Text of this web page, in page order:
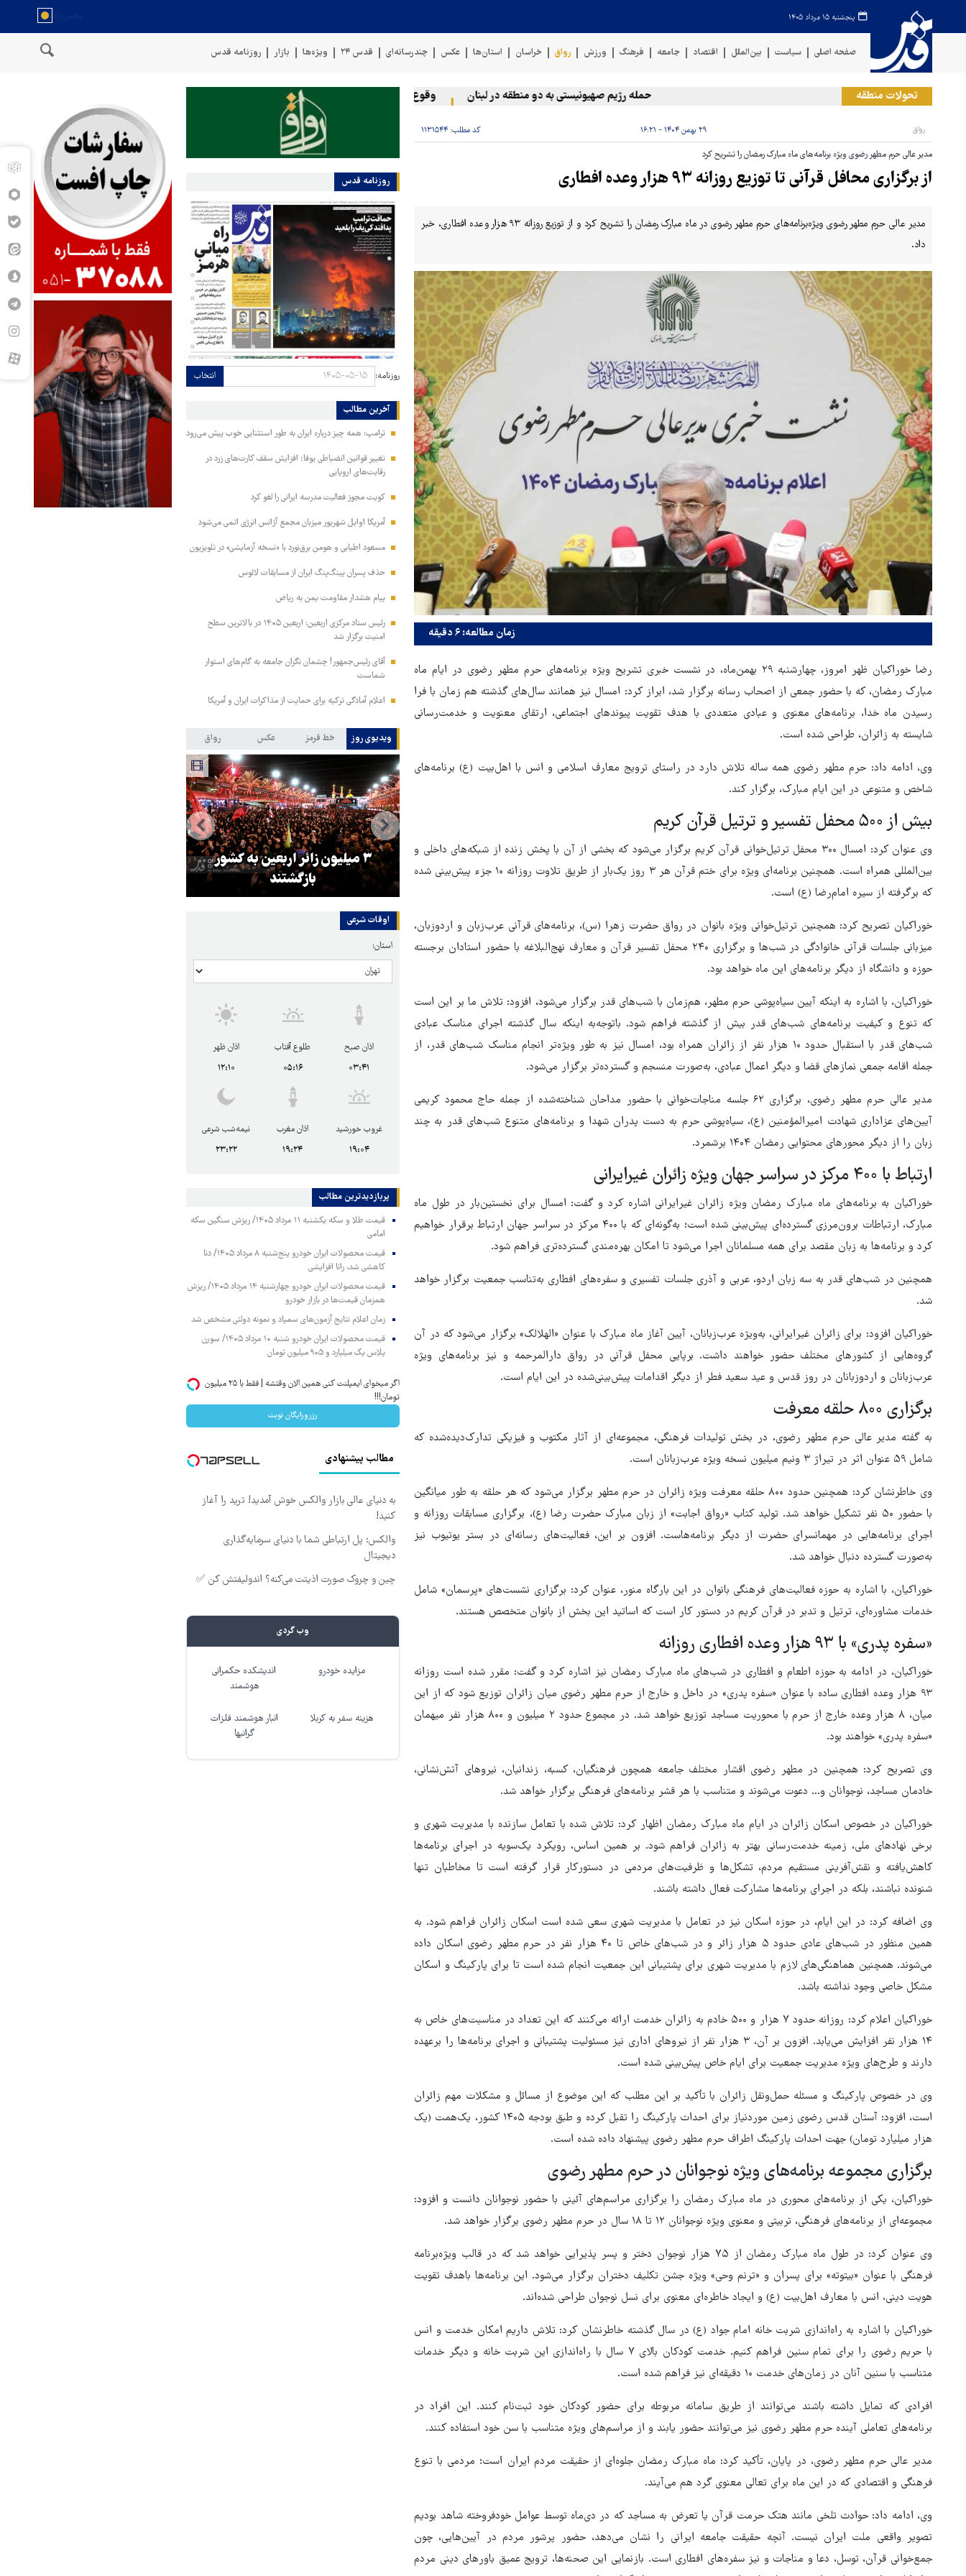
پنجشنبه ۱۵ مرداد ۱۴۰۵
صفحه اصلی سیاست بین‌الملل اقتصاد جامعه فرهنگ ورزش رواق خراسان استان‌ها عکس چندرسانه‌ای قدس ۲۴ ویژه‌ها بازار روزنامه قدس
تحولات منطقه حمله رژیم صهیونیستی به دو منطقه در لبنان وقوع حادثه دریایی در سواحل عمان
رواق ۲۹ بهمن ۱۴۰۴ - ۱۶:۲۱ کد مطلب: ۱۱۳۱۵۴۴
مدیر عالی حرم مطهر رضوی ویژه برنامه‌های ماه مبارک رمضان را تشریح کرد
از برگزاری محافل قرآنی تا توزیع روزانه ۹۳ هزار وعده افطاری
مدیر عالی حرم مطهر رضوی ویژه‌برنامه‌های حرم مطهر رضوی در ماه مبارک رمضان را تشریح کرد و از توزیع روزانه ۹۳ هزار وعده افطاری، خبر
داد.
زمان مطالعه: ۶ دقیقه
رضا خوراکیان ظهر امروز، چهارشنبه ۲۹ بهمن‌ماه، در نشست خبری تشریح ویژه برنامه‌های حرم مطهر رضوی در ایام ماه
مبارک رمضان، که با حضور جمعی از اصحاب رسانه برگزار شد، ابراز کرد: امسال نیز همانند سال‌های گذشته هم زمان با فرا
رسیدن ماه خدا، برنامه‌های معنوی و عبادی متعددی با هدف تقویت پیوندهای اجتماعی، ارتقای معنویت و خدمت‌رسانی
شایسته به زائران، طراحی شده است.
وی، ادامه داد: حرم مطهر رضوی همه ساله تلاش دارد در راستای ترویج معارف اسلامی و انس با اهل‌بیت (ع) برنامه‌های
شاخص و متنوعی در این ایام مبارک، برگزار کند.
بیش از ۵۰۰ محفل تفسیر و ترتیل قرآن کریم
وی عنوان کرد: امسال ۳۰۰ محفل ترتیل‌خوانی قرآن کریم برگزار می‌شود که بخشی از آن با پخش زنده از شبکه‌های داخلی و
بین‌المللی همراه است. همچنین برنامه‌ای ویژه برای ختم قرآن هر ۳ روز یک‌بار از طریق تلاوت روزانه ۱۰ جزء پیش‌بینی شده
که برگرفته از سیره امام‌رضا (ع) است.
خوراکیان تصریح کرد: همچنین ترتیل‌خوانی ویژه بانوان در رواق حضرت زهرا (س)، برنامه‌های قرآنی عرب‌زبان و اردوزبان،
میزبانی جلسات قرآنی خانوادگی در شب‌ها و برگزاری ۲۴۰ محفل تفسیر قرآن و معارف نهج‌البلاغه با حضور استادان برجسته
حوزه و دانشگاه از دیگر برنامه‌های این ماه خواهد بود.
خوراکیان، با اشاره به اینکه آیین سیاه‌پوشی حرم مطهر، هم‌زمان با شب‌های قدر برگزار می‌شود، افزود: تلاش ما بر این است
که تنوع و کیفیت برنامه‌های شب‌های قدر بیش از گذشته فراهم شود. باتوجه‌به اینکه سال گذشته اجرای مناسک عبادی
شب‌های قدر با استقبال حدود ۱۰ هزار نفر از زائران همراه بود، امسال نیز به طور ویژه‌تر انجام مناسک شب‌های قدر، از
جمله اقامه جمعی نمازهای قضا و دیگر اعمال عبادی، به‌صورت منسجم و گسترده‌تر برگزار می‌شود.
مدیر عالی حرم مطهر رضوی، برگزاری ۶۲ جلسه مناجات‌خوانی با حضور مداحان شناخته‌شده از جمله حاج محمود کریمی
آیین‌های عزاداری شهادت امیرالمؤمنین (ع)، سیاه‌پوشی حرم به دست پدران شهدا و برنامه‌های متنوع شب‌های قدر به چند
زبان را از دیگر محورهای محتوایی رمضان ۱۴۰۴ برشمرد.
ارتباط با ۴۰۰ مرکز در سراسر جهان ویژه زائران غیرایرانی
خوراکیان به برنامه‌های ماه مبارک رمضان ویژه زائران غیرایرانی اشاره کرد و گفت: امسال برای نخستین‌بار در طول ماه
مبارک، ارتباطات برون‌مرزی گسترده‌ای پیش‌بینی شده است؛ به‌گونه‌ای که با ۴۰۰ مرکز در سراسر جهان ارتباط برقرار خواهیم
کرد و برنامه‌ها به زبان مقصد برای همه مسلمانان اجرا می‌شود تا امکان بهره‌مندی گسترده‌تری فراهم شود.
همچنین در شب‌های قدر به سه زبان اردو، عربی و آذری جلسات تفسیری و سفره‌های افطاری به‌تناسب جمعیت برگزار خواهد
شد.
خوراکیان افزود: برای زائران غیرایرانی، به‌ویژه عرب‌زبانان، آیین آغاز ماه مبارک با عنوان «الهلالک» برگزار می‌شود که در آن
گروه‌هایی از کشورهای مختلف حضور خواهند داشت. برپایی محفل قرآنی در رواق دارالمرحمه و نیز برنامه‌های ویژه
عرب‌زبانان و اردوزبانان در روز قدس و عید سعید فطر از دیگر اقدامات پیش‌بینی‌شده در این ایام است.
برگزاری ۸۰۰ حلقه معرفت
به گفته مدیر عالی حرم مطهر رضوی، در بخش تولیدات فرهنگی، مجموعه‌ای از آثار مکتوب و فیزیکی تدارک‌دیده‌شده که
شامل ۵۹ عنوان اثر در تیراژ ۳ ونیم میلیون نسخه ویژه عرب‌زبانان است.
وی خاطرنشان کرد: همچنین حدود ۸۰۰ حلقه معرفت ویژه زائران در حرم مطهر برگزار می‌شود که هر حلقه به طور میانگین
با حضور ۵۰ نفر تشکیل خواهد شد. تولید کتاب «رواق اجابت» از زبان مبارک حضرت رضا (ع)، برگزاری مسابقات روزانه و
اجرای برنامه‌هایی در مهمانسرای حضرت از دیگر برنامه‌هاست. افزون بر این، فعالیت‌های رسانه‌ای در بستر یوتیوب نیز
به‌صورت گسترده دنبال خواهد شد.
خوراکیان، با اشاره به حوزه فعالیت‌های فرهنگی بانوان در این بارگاه منور، عنوان کرد: برگزاری نشست‌های «پرسمان» شامل
خدمات مشاوره‌ای، ترتیل و تدبر در قرآن کریم در دستور کار است که اساتید این بخش از بانوان متخصص هستند.
«سفره پدری» با ۹۳ هزار وعده افطاری روزانه
خوراکیان، در ادامه به حوزه اطعام و افطاری در شب‌های ماه مبارک رمضان نیز اشاره کرد و گفت: مقرر شده است روزانه
۹۳ هزار وعده افطاری ساده با عنوان «سفره پدری» در داخل و خارج از حرم مطهر رضوی میان زائران توزیع شود که از این
میان، ۸ هزار وعده خارج از حرم با محوریت مساجد توزیع خواهد شد. در مجموع حدود ۲ میلیون و ۸۰۰ هزار نفر میهمان
«سفره پدری» خواهند بود.
وی تصریح کرد: همچنین در مطهر رضوی اقشار مختلف جامعه همچون فرهنگیان، کسبه، زندانیان، نیروهای آتش‌نشانی،
خادمان مساجد، نوجوانان و... دعوت می‌شوند و متناسب با هر قشر برنامه‌های فرهنگی برگزار خواهد شد.
خوراکیان در خصوص اسکان زائران در ایام ماه مبارک رمضان اظهار کرد: تلاش شده با تعامل سازنده با مدیریت شهری و
برخی نهادهای ملی، زمینه خدمت‌رسانی بهتر به زائران فراهم شود. بر همین اساس، رویکرد یک‌سویه در اجرای برنامه‌ها
کاهش‌یافته و نقش‌آفرینی مستقیم مردم، تشکل‌ها و ظرفیت‌های مردمی در دستورکار قرار گرفته است تا مخاطبان تنها
شنونده نباشند، بلکه در اجرای برنامه‌ها مشارکت فعال داشته باشند.
وی اضافه کرد: در این ایام، در حوزه اسکان نیز در تعامل با مدیریت شهری سعی شده است اسکان زائران فراهم شود. به
همین منظور در شب‌های عادی حدود ۵ هزار زائر و در شب‌های خاص تا ۴۰ هزار نفر در حرم مطهر رضوی اسکان داده
می‌شوند. همچنین هماهنگی‌های لازم با مدیریت شهری برای پشتیبانی این جمعیت انجام شده است تا برای پارکینگ و اسکان
مشکل خاصی وجود نداشته باشد.
خوراکیان اعلام کرد: روزانه حدود ۷ هزار و ۵۰۰ خادم به زائران خدمت ارائه می‌کنند که این تعداد در مناسبت‌های خاص به
۱۴ هزار نفر افزایش می‌یابد. افزون بر آن، ۳ هزار نفر از نیروهای اداری نیز مسئولیت پشتیبانی و اجرای برنامه‌ها را برعهده
دارند و طرح‌های ویژه مدیریت جمعیت برای ایام خاص پیش‌بینی شده است.
وی در خصوص پارکینگ و مسئله حمل‌ونقل زائران با تأکید بر این مطلب که این موضوع از مسائل و مشکلات مهم زائران
است، افزود: آستان قدس رضوی زمین موردنیاز برای احداث پارکینگ را تقبل کرده و طبق بودجه ۱۴۰۵ کشور، یک‌همت (یک
هزار میلیارد تومان) جهت احداث پارکینگ اطراف حرم مطهر رضوی پیشنهاد داده شده است.
برگزاری مجموعه برنامه‌های ویژه نوجوانان در حرم مطهر رضوی
خوراکیان، یکی از برنامه‌های محوری در ماه مبارک رمضان را برگزاری مراسم‌های آئینی با حضور نوجوانان دانست و افزود:
مجموعه‌ای از برنامه‌های فرهنگی، تربیتی و معنوی ویژه نوجوانان ۱۲ تا ۱۸ سال در حرم مطهر رضوی برگزار خواهد شد.
وی عنوان کرد: در طول ماه مبارک رمضان از ۷۵ هزار نوجوان دختر و پسر پذیرایی خواهد شد که در قالب ویژه‌برنامه
فرهنگی با عنوان «بیتوته» برای پسران و «ترنم وحی» ویژه جشن تکلیف دختران برگزار می‌شود. این برنامه‌ها باهدف تقویت
هویت دینی، انس با معارف اهل‌بیت (ع) و ایجاد خاطره‌ای معنوی برای نسل نوجوان طراحی شده‌اند.
خوراکیان با اشاره به راه‌اندازی شربت خانه امام جواد (ع) در سال گذشته خاطرنشان کرد: تلاش داریم امکان خدمت و انس
با حریم رضوی را برای تمام سنین فراهم کنیم. خدمت کودکان بالای ۷ سال با راه‌اندازی این شربت خانه و دیگر خدمات
متناسب با سنین آنان در زمان‌های خدمت ۱۰ دقیقه‌ای نیز فراهم شده است.
افرادی که تمایل داشته باشند می‌توانند از طریق سامانه مربوطه برای حضور کودکان خود ثبت‌نام کنند. این افراد در
برنامه‌های تعاملی آینده حرم مطهر رضوی نیز می‌توانند حضور یابند و از مراسم‌های ویژه متناسب با سن خود استفاده کنند.
مدیر عالی حرم مطهر رضوی، در پایان، تأکید کرد: ماه مبارک رمضان جلوه‌ای از حقیقت مردم ایران است؛ مردمی با تنوع
فرهنگی و اقتصادی که در این ماه برای تعالی معنوی گرد هم می‌آیند.
وی، ادامه داد: حوادث تلخی مانند هتک حرمت قرآن یا تعرض به مساجد که در دی‌ماه توسط عوامل خودفروخته شاهد بودیم
تصویر واقعی ملت ایران نیست. آنچه حقیقت جامعه ایرانی را نشان می‌دهد، حضور پرشور مردم در آیین‌هایی، چون
جمع‌خوانی قرآن، توسل، دعا و مناجات و نیز سفره‌های افطاری است. بازنمایی این صحنه‌ها، ترویج عمیق باورهای دینی مردم
روزنامه قدس
روزنامه: انتخاب
آخرین مطالب
ترامپ: همه چیز درباره ایران به طور استثنایی خوب پیش می‌رود
تغییر قوانین انضباطی یوفا؛ افزایش سقف کارت‌های زرد در
رقابت‌های اروپایی
کویت مجوز فعالیت مدرسه ایرانی را لغو کرد
آمریکا اوایل شهریور میزبان مجمع آژانس انرژی اتمی می‌شود
مسعود اطیابی و هومن برق‌نورد با «نسخه آزمایشی» در تلویزیون
حذف پسران پینگ‌پنگ ایران از مسابقات لائوس
پیام هشدار مقاومت یمن به ریاض
رئیس ستاد مرکزی اربعین: اربعین ۱۴۰۵ در بالاترین سطح
امنیت برگزار شد
آقای رئیس‌جمهور! چشمان نگران جامعه به گام‌های استوار
شماست
اعلام آمادگی ترکیه برای حمایت از مذاکرات ایران و آمریکا
ویدیوی روز خط قرمز عکس رواق
هماهنگی محور مقاومت، آمریکا را
در منطقه درمانده کرد
ترامپ نماد فساد، اقتدارگرایی و
جنگ‌طلبی است!
۳ میلیون زائر اربعین به کشور
بازگشتند
اوقات شرعی
استان:
اذان صبح
۰۳:۴۱
طلوع آفتاب
۰۵:۱۶
اذان ظهر
۱۲:۱۰
غروب خورشید
۱۹:۰۴
اذان مغرب
۱۹:۲۴
نیمه‌شب شرعی
۲۳:۲۲
پربازدیدترین‌ مطالب
قیمت طلا و سکه یکشنبه ۱۱ مرداد ۱۴۰۵/ ریزش سنگین سکه
امامی
قیمت محصولات ایران خودرو پنج‌شنبه ۸ مرداد ۱۴۰۵/ دنا
کاهشی شد، رانا افزایشی
قیمت محصولات ایران خودرو چهارشنبه ۱۴ مرداد ۱۴۰۵/ ریزش
همزمان قیمت‌ها در بازار خودرو
زمان اعلام نتایج آزمون‌های سمپاد و نمونه دولتی مشخص شد
قیمت محصولات ایران خودرو شنبه ۱۰ مرداد ۱۴۰۵/ سورن
پلاس یک میلیارد و ۹۰۵ میلیون تومان
اگر میخوای ایمپلنت کنی همین الان وقتشه | فقط با ۲۵ میلیون
تومان!!!
رزرورایگان نوبت
مطالب پیشنهادی
به دنیای عالی بازار والکس خوش آمدید! ترید را آغاز
کنید!
والکس: پل ارتباطی شما با دنیای سرمایه‌گذاری
دیجیتال
چین و چروک صورت اذیتت می‌کنه؟ اندولیفتش کن ✅
وب گردی
مزایده خودرو
اندیشکده حکمرانی
هوشمند
هزینه سفر به کربلا
انبار هوشمند فلزات
گرانبها